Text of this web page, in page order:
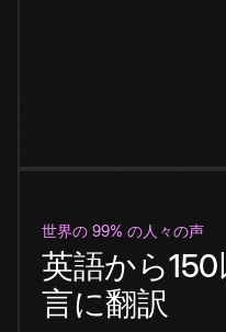
世界の 99% の人々の声
英語から
言に翻訳